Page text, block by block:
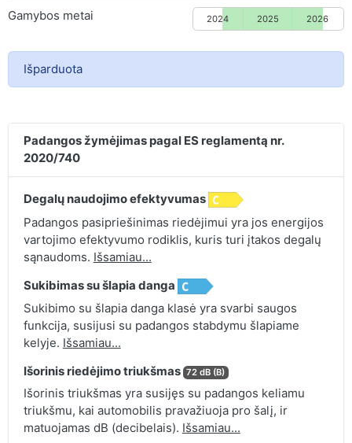
Gamybos metai 2024 2025 2026
Išparduota
Padangos žymėjimas pagal ES reglamentą nr.
2020/740
Degalų naudojimo efektyvumas
Padangos pasipriešinimas riedėjimui yra jos energijos
vartojimo efektyvumo rodiklis, kuris turi įtakos degalų
sąnaudoms. Išsamiau...
Sukibimas su šlapia danga
Sukibimo su šlapia danga klasė yra svarbi saugos
funkcija, susijusi su padangos stabdymu šlapiame
kelyje. Išsamiau...
Išorinis riedėjimo triukšmas 72 dB (B)
Išorinis triukšmas yra susijęs su padangos keliamu
triukšmu, kai automobilis pravažiuoja pro šalį, ir
matuojamas dB (decibelais). Išsamiau...